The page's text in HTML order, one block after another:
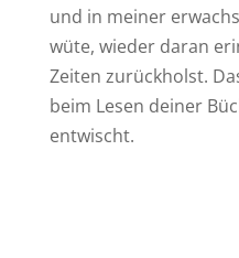
und in meiner
wüte, wieder daran
Zeiten zurückholst.
beim Lesen deiner
entwischt.